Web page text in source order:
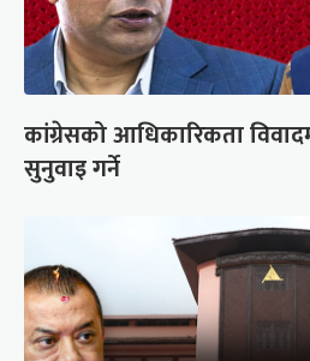
कांग्रेसको आधिकारिकता
सुनुवाइ गर्ने